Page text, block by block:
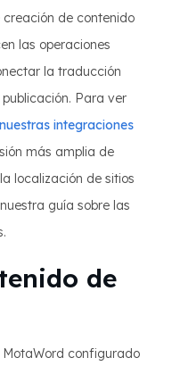
de contenido
las operaciones
la traducción
Para ver
nuestras integraciones
más amplia de
localización de sitios
guía sobre las
de
configurado